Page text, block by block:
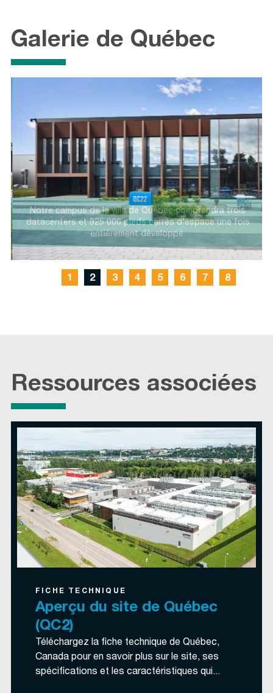
Galerie de Québec
Notre campus de la ville de Québec comprendra trois
datacenters et 925 000 pieds carrés d’espace une fois
entièrement développé.
1 2 3 4 5 6 7 8
Ressources associées
FICHE TECHNIQUE
Aperçu du site de Québec
(QC2)
Téléchargez la fiche technique de Québec,
Canada pour en savoir plus sur le site, ses
spécifications et les caractéristiques qui...